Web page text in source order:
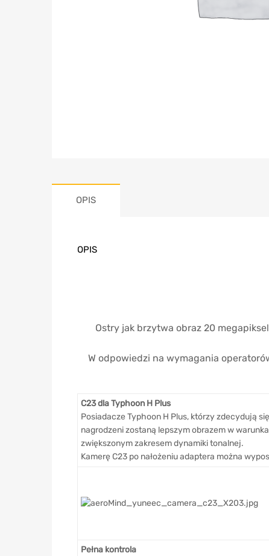
OPIS
OPIS
Ostry jak brzytwa obraz 20
W odpowiedzi na wymagania
C23 dla Typhoon H Plus
Posiadacze Typhoon H Plus, którzy zdecydują
nagrodzeni zostaną lepszym obrazem w
zwiększonym zakresem dynamiki tonalnej.
Kamerę C23 po nałożeniu adaptera można
Pełna kontrola